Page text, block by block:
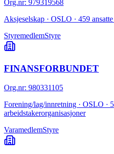
Org.nr: 979319568
Aksjeselskap · OSLO · 459
StyremedlemStyre
FINANSFORBUNDET
Org.nr: 980331105
Forening/lag/innretning · OSLO ·
arbeidstakerorganisasjoner
VaramedlemStyre